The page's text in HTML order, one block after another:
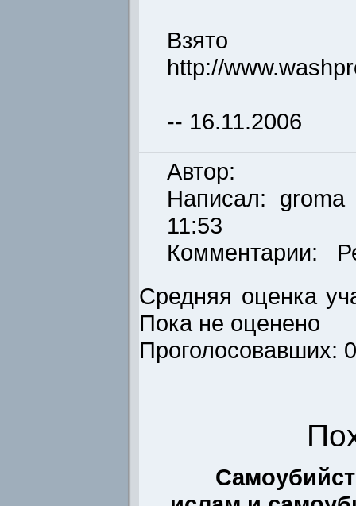
Взято
http://
-- 16.11.2006
Автор:
Написал: groma
11:53
Комментарии:
Средняя оценка
Пока не оценено
Проголосовавших: 0